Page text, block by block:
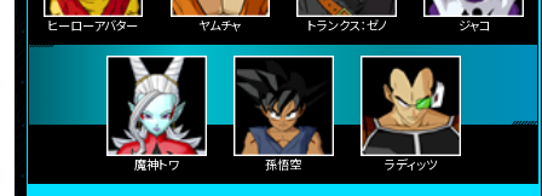
ヒーローアバター ヤムチャ トランクス：ゼノ ジャコ
魔神トワ 孫悟空 ラディッツ